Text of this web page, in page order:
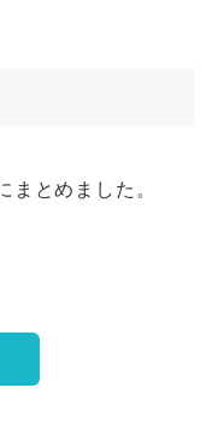
まとめました。